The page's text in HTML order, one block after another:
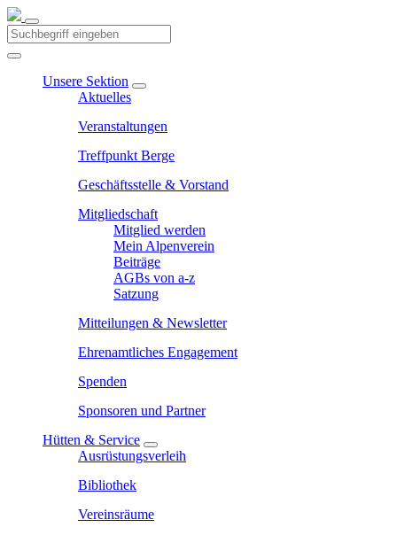
Unsere Sektion
Aktuelles
Veranstaltungen
Treffpunkt Berge
Geschäftsstelle & Vorstand
Mitgliedschaft
Mitglied werden
Mein Alpenverein
Beiträge
AGBs von a-z
Satzung
Mitteilungen & Newsletter
Ehrenamtliches Engagement
Spenden
Sponsoren und Partner
Hütten & Service
Ausrüstungsverleih
Bibliothek
Vereinsräume